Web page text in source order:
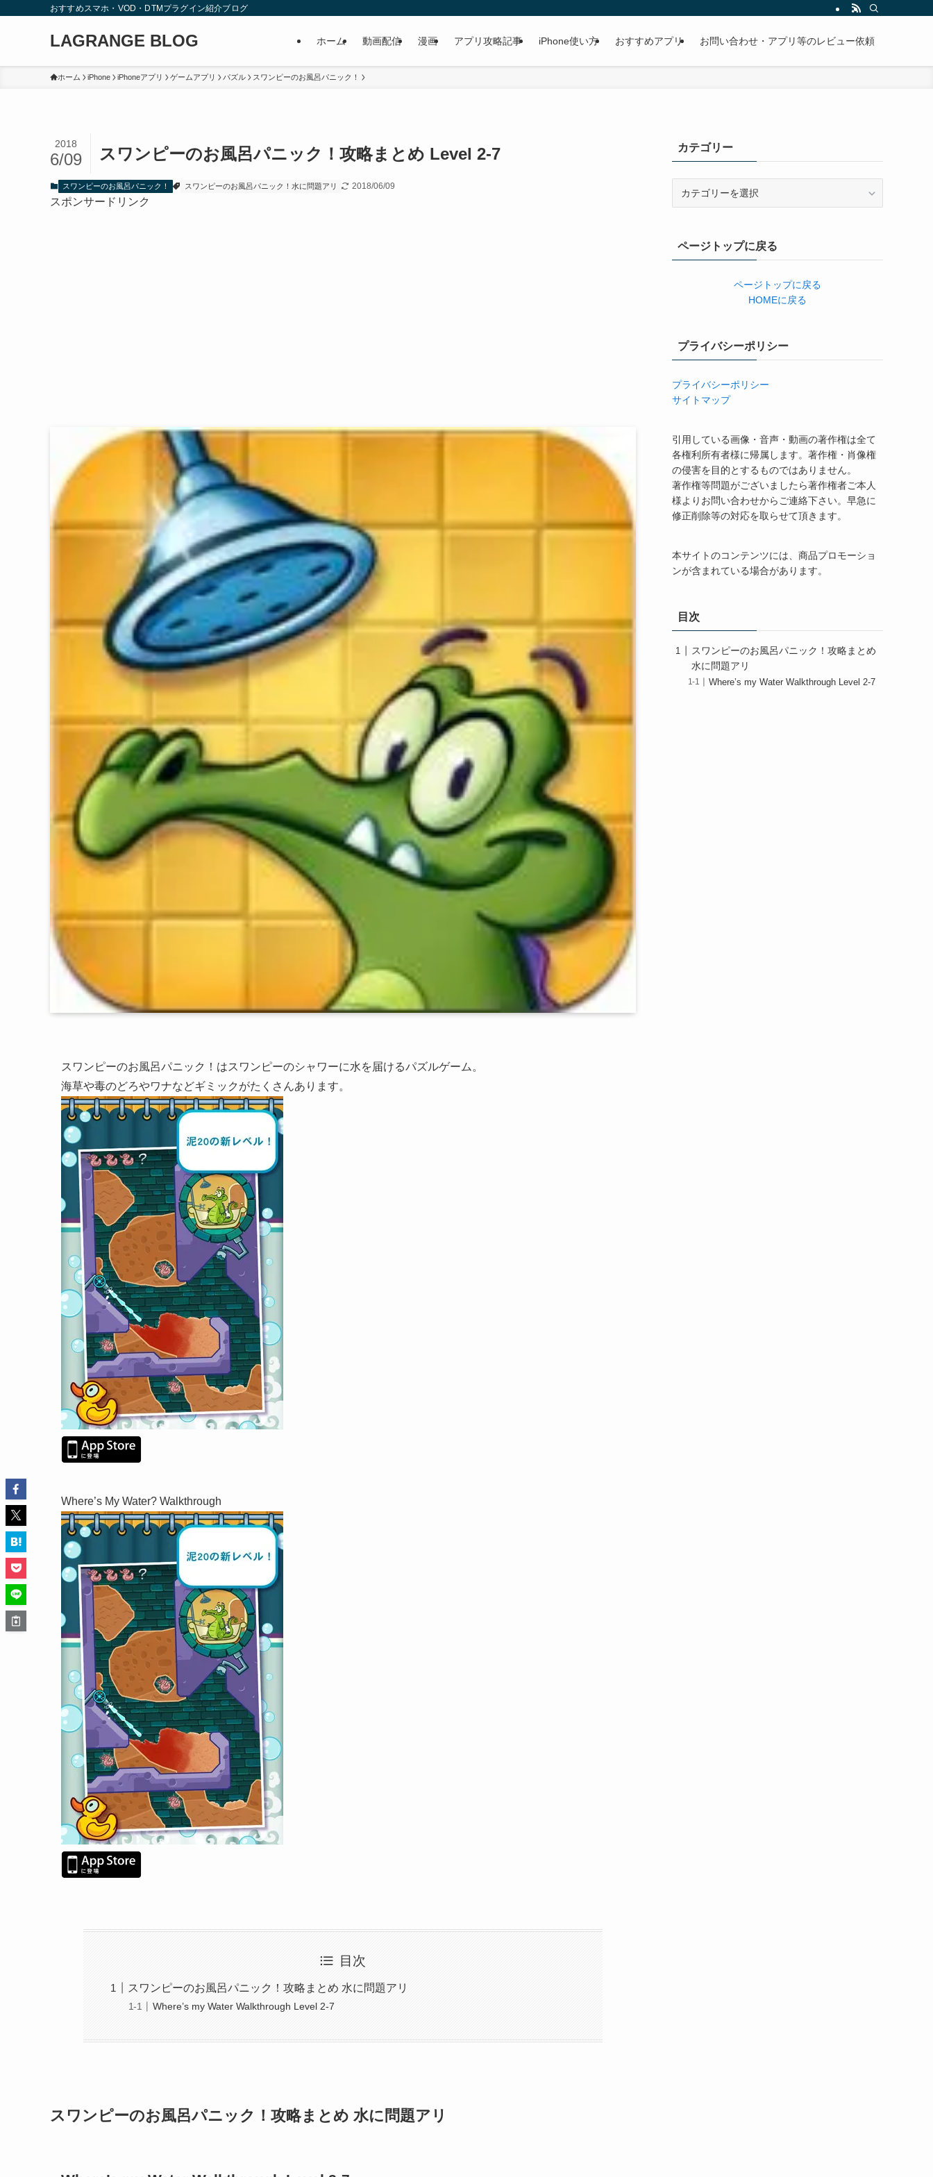
おすすめスマホ・VOD・DTMプラグイン紹介ブログ
LAGRANGE BLOG ホーム 動画配信 漫画 アプリ攻略記事 iPhone使い方 おすすめアプリ お問い合わせ・アプリ等のレビュー依頼
ホーム iPhone iPhoneアプリ ゲームアプリ パズル スワンピーのお風呂パニック！
スワンピーのお風呂パニック！攻略まとめ Level 2-7
2018
6/09
スワンピーのお風呂パニック！ スワンピーのお風呂パニック！水に問題アリ 2018/06/09
スポンサードリンク
スワンピーのお風呂パニック！はスワンピーのシャワーに水を届けるパズルゲーム。
海草や毒のどろやワナなどギミックがたくさんあります。
Where’s My Water? Walkthrough
目次
スワンピーのお風呂パニック！攻略まとめ 水に問題アリ
Where’s my Water Walkthrough Level 2-7
スワンピーのお風呂パニック！攻略まとめ 水に問題アリ
カテゴリー
ーページトップに戻る
ページトップに戻る
HOMEに戻る
プライバシーポリシー
プライバシーポリシー
サイトマップ
引用している画像・音声・動画の著作権は全て
各権利所有者様に帰属します。著作権・肖像権
の侵害を目的とするものではありません。
著作権等問題がございましたら著作権者ご本人
様よりお問い合わせからご連絡下さい。早急に
修正削除等の対応を取らせて頂きます。
本サイトのコンテンツには、商品プロモーショ
ンが含まれている場合があります。
目次
スワンピーのお風呂パニック！攻略まとめ
水に問題アリ
Where’s my Water Walkthrough Level 2-7